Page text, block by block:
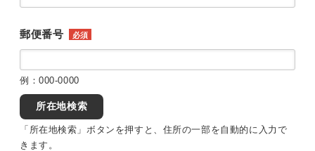
郵便番号 必須
例：000-0000
所在地検索
「所在地検索」ボタンを押すと、住所の一部を自動的に入力で
きます。